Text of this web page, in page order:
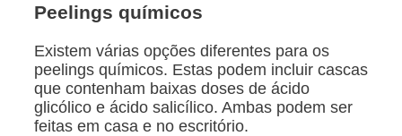
Peelings químicos
Existem várias opções diferentes para os
peelings químicos. Estas podem incluir cascas
que contenham baixas doses de ácido
glicólico e ácido salicílico. Ambas podem ser
feitas em casa e no escritório.